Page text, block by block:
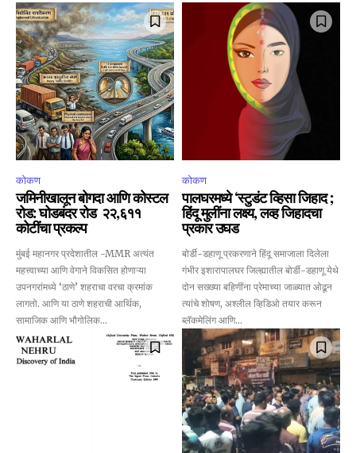
Join our community of
SUBSCRIBERS and be part of the
conversation.
To subscribe, simply enter your email address on our website
or click the subscribe button below. Don't worry, we respect
safe with us.
SUBSCRIBE
Privacy Policy.
32,111
Followers
75
Followers
कोकण
जमिनीखालून बोगदा आणि कोस्टल
रोड: घोडबंदर रोड ₹२२,६११
कोटींचा प्रकल्प
मुंबई महानगर प्रदेशातील -MMR अत्यंत
महत्त्वाच्या आणि वेगाने विकसित होणाऱ्या
उपनगरांमध्ये ‘ठाणे’ शहराचा वरचा क्रमांक
लागतो. आणि या ठाणे शहराची आर्थिक,
सामाजिक आणि भौगोलिक...
कोकण
पालघरमध्ये ‘स्टुडंट व्हिसा जिहाद ;
हिंदू मुलींना लक्ष्य, लव्ह जिहादचा
प्रकार उघड
बोर्डी-डहाणू प्रकरणाने हिंदू समाजाला दिलेला
गंभीर इशारापालघर जिल्ह्यातील बोर्डी-डहाणू येथे
दोन सख्ख्या बहिणींना प्रेमाच्या जाळ्यात ओढून
त्यांचे शोषण, अश्लील व्हिडिओ तयार करून
ब्लॅकमेलिंग आणि...